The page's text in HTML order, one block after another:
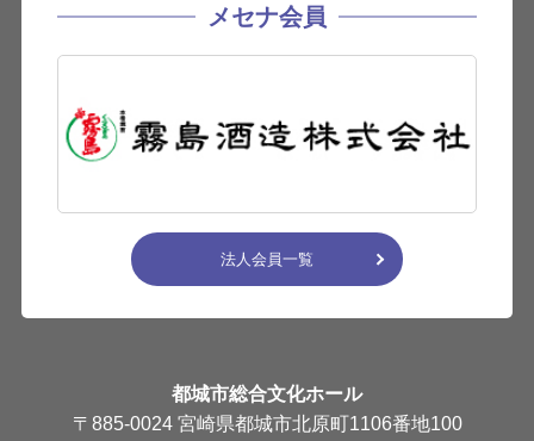
メセナ会員
法人会員一覧
都城市総合文化ホール
〒885-0024 宮崎県都城市北原町1106番地100